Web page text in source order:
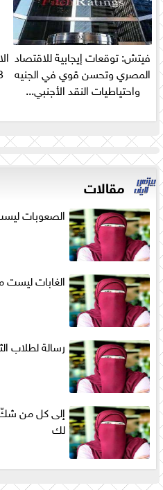
فيتش: توقعات إيجابية للاقتصاد
المصري وتحسن قوي في الجنيه
واحتياطيات النقد الأجنبي...
مقالات
الصعوبات
الغابات ليست
رسالة لطلاب
إلى كل من شكّ
لك